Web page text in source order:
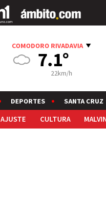
COMODORO RIVADAVIA
7.1°
22km/h
DEPORTES SANTA CRUZ
AJUSTE CULTURA